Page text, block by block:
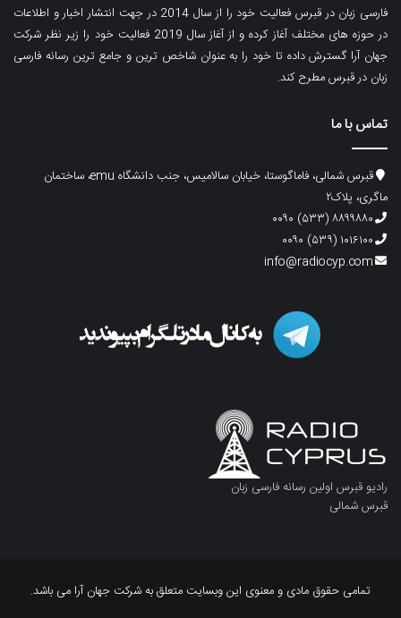
فارسی زبان در قبرس فعالیت خود را از سال 2014 در جهت انتشار اخبار و اطلاعات
در حوزه های مختلف آغاز کرده و از آغاز سال 2019 فعالیت خود را زیر نظر شرکت
جهان آرا گسترش داده تا خود را به عنوان شاخص ترین و جامع ترین رسانه فارسی
زبان در قبرس مطرح کند.
تماس با ما
قبرس شمالی، فاماگوستا، خیابان سالامیس، جنب دانشگاه emu، ساختمان
ماگری، پلاک۲
۸۸۹۹۸۸۰ (۵۳۳) ۰۰۹۰
۱۰۱۶۱۰۰ (۵۳۹) ۰۰۹۰
info@radiocyp.com
رادیو قبرس اولین رسانه فارسی زبان
قبرس شمالی
تمامی حقوق مادی و معنوی این وبسایت متعلق به شرکت جهان آرا می باشد.